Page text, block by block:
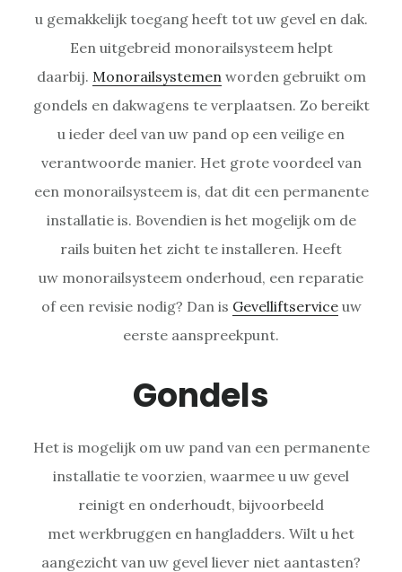
u gemakkelijk toegang heeft tot uw gevel en dak.
Een uitgebreid monorailsysteem helpt
daarbij. Monorailsystemen worden gebruikt om
gondels en dakwagens te verplaatsen. Zo bereikt
u ieder deel van uw pand op een veilige en
verantwoorde manier. Het grote voordeel van
een monorailsysteem is, dat dit een permanente
installatie is. Bovendien is het mogelijk om de
rails buiten het zicht te installeren. Heeft
uw monorailsysteem onderhoud, een reparatie
of een revisie nodig? Dan is Gevelliftserviceuw
eerste aanspreekpunt.
Gondels
Het is mogelijk om uw pand van een permanente
installatie te voorzien, waarmee u uw gevel
reinigt en onderhoudt, bijvoorbeeld
met werkbruggen en hangladders. Wilt u het
aangezicht van uw gevel liever niet aantasten?